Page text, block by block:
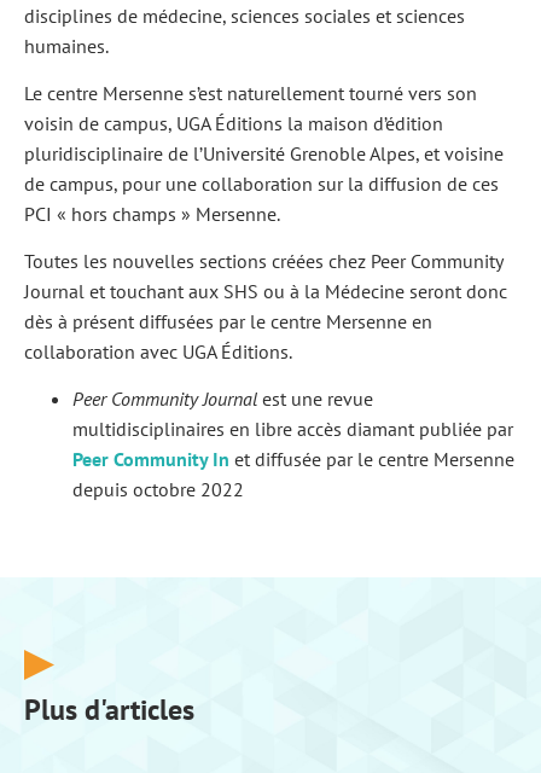
disciplines de médecine, sciences sociales et sciences
humaines.
Le centre Mersenne s’est naturellement tourné vers son
voisin de campus, UGA Éditions la maison d’édition
pluridisciplinaire de l’Université Grenoble Alpes, et voisine
de campus, pour une collaboration sur la diffusion de ces
PCI « hors champs » Mersenne.
Toutes les nouvelles sections créées chez Peer Community
Journal et touchant aux SHS ou à la Médecine seront donc
dès à présent diffusées par le centre Mersenne en
collaboration avec UGA Éditions.
Peer Community Journal est une revue
multidisciplinaires en libre accès diamant publiée par
Peer Community In et diffusée par le centre Mersenne
depuis octobre 2022
Plus d'articles